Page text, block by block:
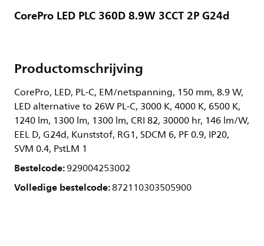
CorePro LED PLC 360D 8.9W 3CCT 2P G24d
Productomschrijving
CorePro, LED, PL-C, EM/netspanning, 150 mm, 8.9 W,
LED alternative to 26W PL-C, 3000 K, 4000 K, 6500 K,
1240 lm, 1300 lm, 1300 lm, CRI 82, 30000 hr, 146 lm/W,
EEL D, G24d, Kunststof, RG1, SDCM 6, PF 0.9, IP20,
SVM 0.4, PstLM 1
Bestelcode:929004253002
Volledige bestelcode:872110303505900